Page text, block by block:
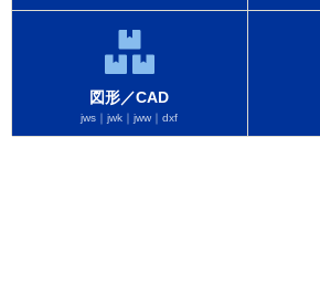
図形／CAD
jws｜jwk｜jww｜dxf